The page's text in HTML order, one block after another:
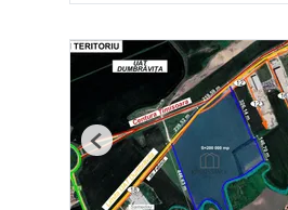
Previous